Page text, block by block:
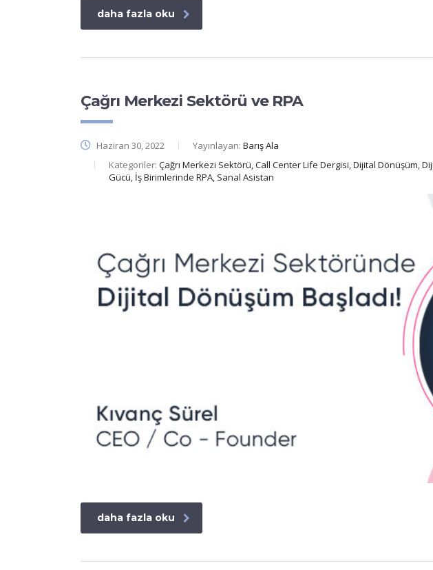
daha fazla oku
Çağrı Merkezi Sektörü ve RPA
Haziran 30, 2022 Yayınlayan: Barış Ala
Kategoriler: Çağrı Merkezi Sektörü, Call Center Life Dergisi, Dijital Dönüşüm,
Gücü, İş Birimlerinde RPA, Sanal Asistan
daha fazla oku